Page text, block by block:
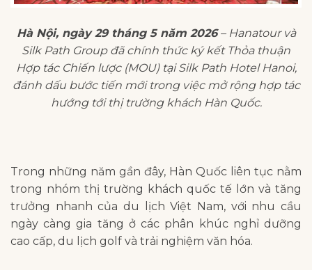
Hà Nội, ngày 29 tháng 5 năm 2026– Hanatour và
Silk Path Group đã chính thức ký kết Thỏa thuận
Hợp tác Chiến lược (MOU) tại Silk Path Hotel Hanoi,
đánh dấu bước tiến mới trong việc mở rộng hợp tác
hướng tới thị trường khách Hàn Quốc.
Trong những năm gần đây, Hàn Quốc liên tục nằm
trong nhóm thị trường khách quốc tế lớn và tăng
trưởng nhanh của du lịch Việt Nam, với nhu cầu
ngày càng gia tăng ở các phân khúc nghỉ dưỡng
cao cấp, du lịch golf và trải nghiệm văn hóa.